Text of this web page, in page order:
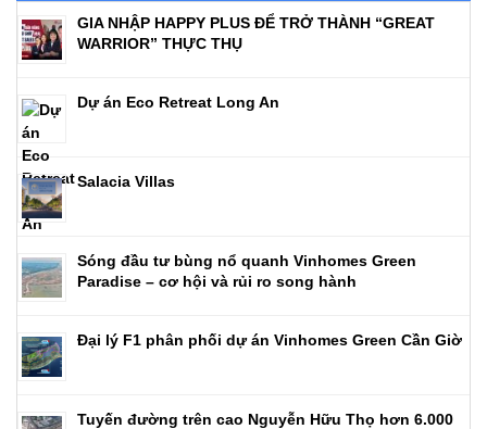
GIA NHẬP HAPPY PLUS ĐỂ TRỞ THÀNH “GREAT
WARRIOR” THỰC THỤ
Dự án Eco Retreat Long An
Salacia Villas
Sóng đầu tư bùng nổ quanh Vinhomes Green
Paradise – cơ hội và rủi ro song hành
Đại lý F1 phân phối dự án Vinhomes Green Cần Giờ
Tuyến đường trên cao Nguyễn Hữu Thọ hơn 6.000